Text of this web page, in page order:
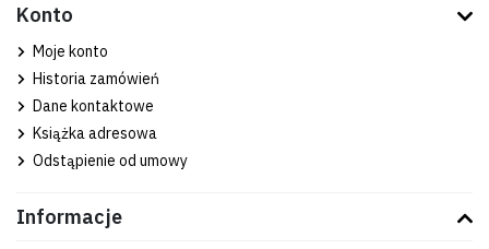
Konto
Moje konto
Historia zamówień
Dane kontaktowe
Książka adresowa
Odstąpienie od umowy
Informacje